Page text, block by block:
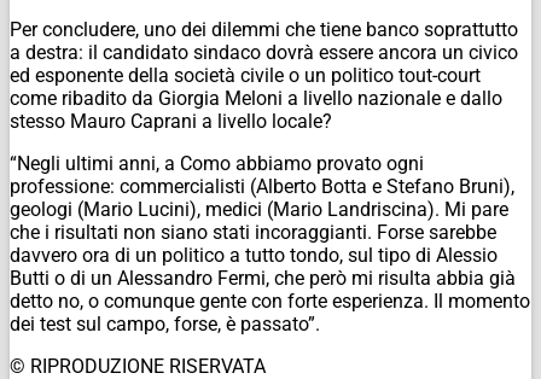
Per concludere, uno dei dilemmi che tiene banco soprattutto
a destra: il candidato sindaco dovrà essere ancora un civico
ed esponente della società civile o un politico tout-court
come ribadito da Giorgia Meloni a livello nazionale e dallo
stesso Mauro Caprani a livello locale?
“Negli ultimi anni, a Como abbiamo provato ogni
professione: commercialisti (Alberto Botta e Stefano Bruni),
geologi (Mario Lucini), medici (Mario Landriscina). Mi pare
che i risultati non siano stati incoraggianti. Forse sarebbe
davvero ora di un politico a tutto tondo, sul tipo di Alessio
Butti o di un Alessandro Fermi, che però mi risulta abbia già
detto no, o comunque gente con forte esperienza. Il momento
dei test sul campo, forse, è passato”.
© RIPRODUZIONE RISERVATA